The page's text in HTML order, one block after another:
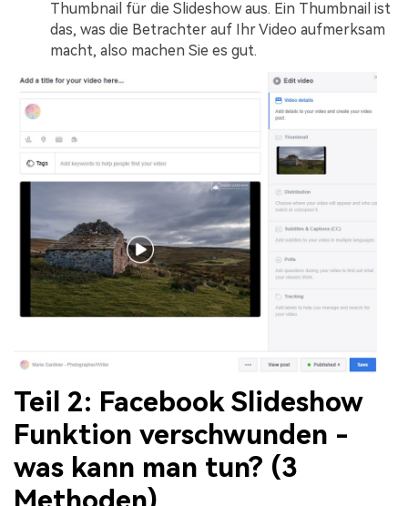
Thumbnail für die Slideshow aus. Ein Thumbnail ist
das, was die Betrachter auf Ihr Video aufmerksam
macht, also machen Sie es gut.
Teil 2: Facebook Slideshow
Funktion verschwunden -
was kann man tun? (3